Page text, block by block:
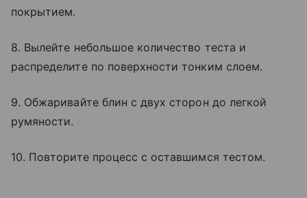
покрытием.
8. Вылейте небольшое количество теста и
распределите по поверхности тонким слоем.
9. Обжаривайте блин с двух сторон до легкой
румяности.
10. Повторите процесс с оставшимся тестом.